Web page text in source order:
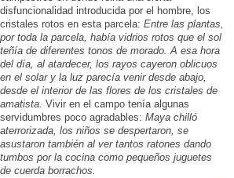
disfuncionalidad introducida por el hombre, los
cristales rotos en esta parcela: Entre las plantas,
por toda la parcela, había vidrios rotos que el sol
teñía de diferentes tonos de morado. A esa hora
del día, al atardecer, los rayos cayeron oblicuos
en el solar y la luz parecía venir desde abajo,
desde el interior de las flores de los cristales de
amatista. Vivir en el campo tenía algunas
servidumbres poco agradables: Maya chilló
aterrorizada, los niños se despertaron, se
asustaron también al ver tantos ratones dando
tumbos por la cocina como pequeños juguetes
de cuerda borrachos.